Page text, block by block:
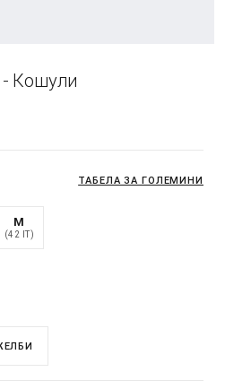
- Кошули
ТАБЕЛА ЗА ГОЛЕМИНИ
M
(42 IT)